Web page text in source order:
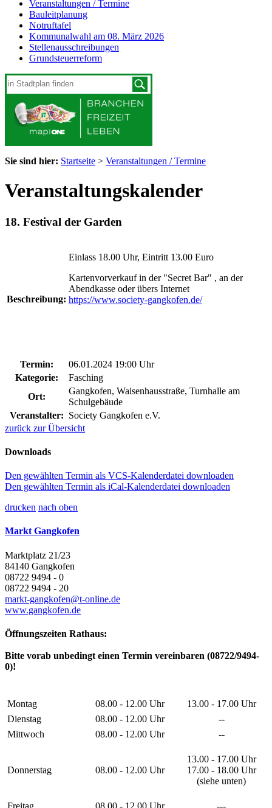
Veranstaltungen / Termine
Bauleitplanung
Notruftafel
Kommunalwahl am 08. März 2026
Stellenausschreibungen
Grundsteuerreform
Sie sind hier: Startseite > Veranstaltungen / Termine
Veranstaltungskalender
18. Festival der Garden
Beschreibung:
Einlass 18.00 Uhr, Eintritt 13.00 Euro
Kartenvorverkauf in der "Secret Bar" , an der
Abendkasse oder übers Internet
https://www.society-gangkofen.de/
Termin:
06.01.2024 19:00 Uhr
Kategorie:
Fasching
Ort:
Gangkofen, Waisenhausstraße, Turnhalle am
Schulgebäude
Veranstalter: Society Gangkofen e.V.
zurück zur Übersicht
Downloads
Den gewählten Termin als VCS-Kalenderdatei downloaden
Den gewählten Termin als iCal-Kalenderdatei downloaden
drucken nach oben
Markt Gangkofen
Marktplatz 21/23
84140 Gangkofen
08722 9494 - 0
08722 9494 - 20
markt-gangkofen@t-online.de
www.gangkofen.de
Öffnungszeiten Rathaus:
Bitte vorab unbedingt einen Termin vereinbaren (08722/9494-
0)!
Montag 08.00 - 12.00 Uhr
13.00 - 17.00 Uhr
Dienstag
08.00 - 12.00 Uhr
--
Mittwoch
08.00 - 12.00 Uhr --
Donnerstag 08.00 - 12.00 Uhr
13.00 - 17.00 Uhr
17.00 - 18.00 Uhr
(siehe unten)